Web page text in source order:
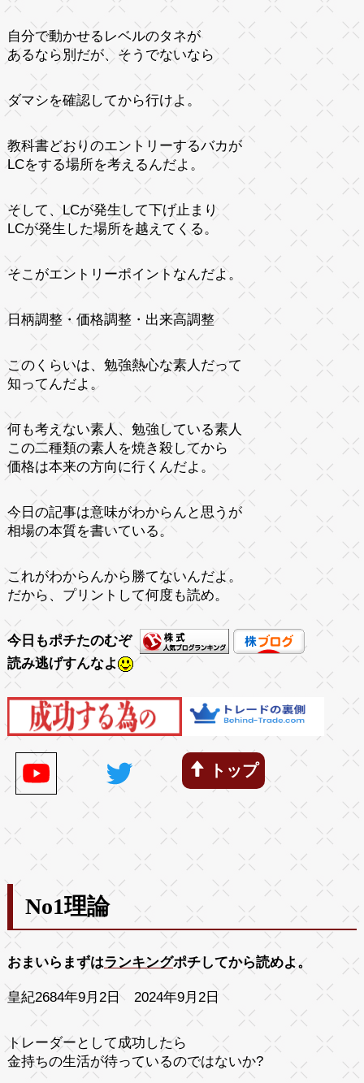
自分で動かせるレベルのタネが
あるなら別だが、そうでないなら
ダマシを確認してから行けよ。
教科書どおりのエントリーするバカが
LCをする場所を考えるんだよ。
そして、LCが発生して下げ止まり
LCが発生した場所を越えてくる。
そこがエントリーポイントなんだよ。
日柄調整・価格調整・出来高調整
このくらいは、勉強熱心な素人だって
知ってんだよ。
何も考えない素人、勉強している素人
この二種類の素人を焼き殺してから
価格は本来の方向に行くんだよ。
今日の記事は意味がわからんと思うが
相場の本質を書いている。
これがわからんから勝てないんだよ。
だから、プリントして何度も読め。
今日もポチたのむぞ
読み逃げすんなよ
トップ
No1理論
おまいらまずはランキングポチしてから読めよ。
皇紀2684年9月2日 2024年9月2日
トレーダーとして成功したら
金持ちの生活が待っているのではないか?